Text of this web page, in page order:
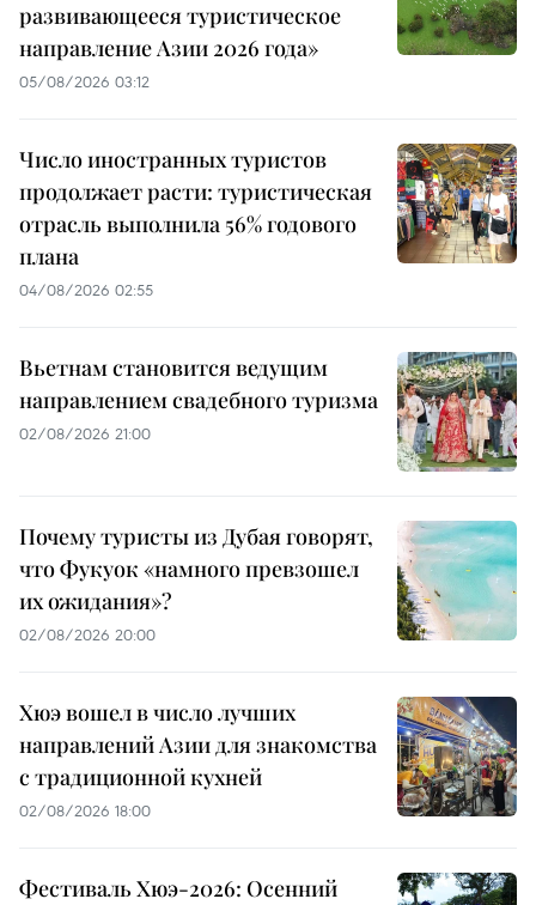
развивающееся туристическое
направление Азии 2026 года»
05/08/2026 03:12
Число иностранных туристов
продолжает расти: туристическая
отрасль выполнила 56% годового
плана
04/08/2026 02:55
Вьетнам становится ведущим
направлением свадебного туризма
02/08/2026 21:00
Почему туристы из Дубая говорят,
что Фукуок «намного превзошел
их ожидания»?
02/08/2026 20:00
Хюэ вошел в число лучших
направлений Азии для знакомства
с традиционной кухней
02/08/2026 18:00
Фестиваль Хюэ-2026: Осенний